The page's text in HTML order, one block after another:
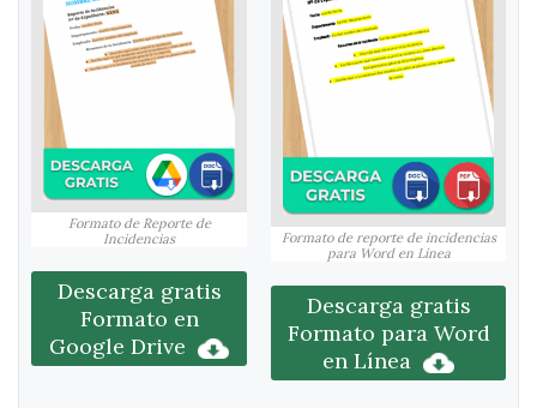
Formato de Reporte de
Incidencias
Descarga gratis
Formato en
Google Drive
Formato de reporte de incidencias
para Word en Línea
Descarga gratis
Formato para Word
en Línea